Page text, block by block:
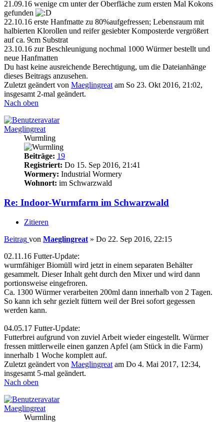
21.09.16 wenige cm unter der Oberfläche zum ersten Mal Kokons
gefunden
22.10.16 erste Hanfmatte zu 80%aufgefressen; Lebensraum mit
halbierten Klorollen und reifer gesiebter Komposterde vergrößert
auf ca. 9cm Substrat
23.10.16 zur Beschleunigung nochmal 1000 Würmer bestellt und
neue Hanfmatten
Du hast keine ausreichende Berechtigung, um die Dateianhänge
dieses Beitrags anzusehen.
Zuletzt geändert von Maeglingreatam So 23. Okt 2016, 21:02,
insgesamt 2-mal geändert.
Nach oben
Maeglingreat
Wurmling
Beiträge: 19
Registriert: Do 15. Sep 2016, 21:41
Wormery: Industrial Wormery
Wohnort: im Schwarzwald
Re: Indoor-Wurmfarm im Schwarzwald
Zitieren
Beitrag von Maeglingreat » Do 22. Sep 2016, 22:15
02.11.16 Futter-Update:
wurmfähiger Biomüll wird jetzt in einem separaten Behälter
gesammelt. Dieser Inhalt geht durch den Mixer und wird dann
portionsweise eingefroren.
Ca. 1300 Würmer verarbeiten 200ml dann innerhalb von 2 Tagen.
So kann ich sehr gezielt füttern weil der Brei sofort gegessen
werden kann.
04.05.17 Futter-Update:
Futterbrei aufgrund von zuviel Arbeit wieder eingestellt. Würmer
fressen mittlerweile einen ganzen Apfel (am Stück in die Farm)
innerhalb 1 Woche komplett auf.
Zuletzt geändert von Maeglingreat am Do 4. Mai 2017, 12:34,
insgesamt 5-mal geändert.
Nach oben
Maeglingreat
Wurmling